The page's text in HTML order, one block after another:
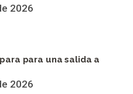
2026
para una salida a
2026